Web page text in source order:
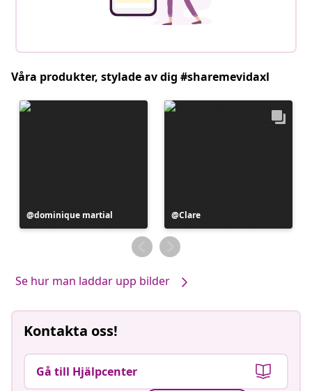
Våra produkter, stylade av dig #sharemevidaxl
Inlägg
publicerat
dominique martial
Inlägg
publicerat
av
Clare
Se hur man laddar upp bilder
Kontakta oss!
Gå till Hjälpcenter